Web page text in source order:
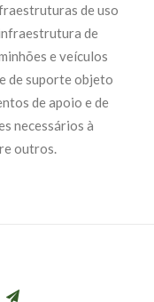
de uso
de
e veículos
de suporte objeto
de apoio e de
necessários à
outros.